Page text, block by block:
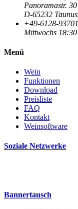
Panoramastr. 30
D-65232
+49-6128-
Mittwochs
Menü
Wein
Funktionen
Download
Preisliste
FAQ
Kontakt
Weinsoftware
Soziale Netzwerke
Bannertausch